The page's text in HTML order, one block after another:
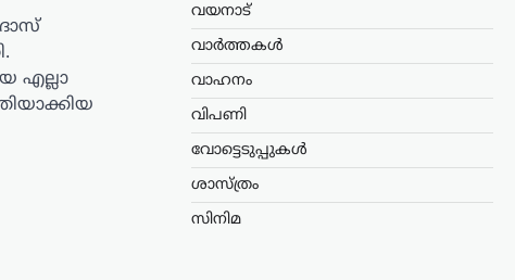
എല്ലാ
വയനാട്
വാർത്തകൾ
വാഹനം
വിപണി
വോട്ടെടുപ്പുകൾ
ശാസ്ത്രം
സിനിമ